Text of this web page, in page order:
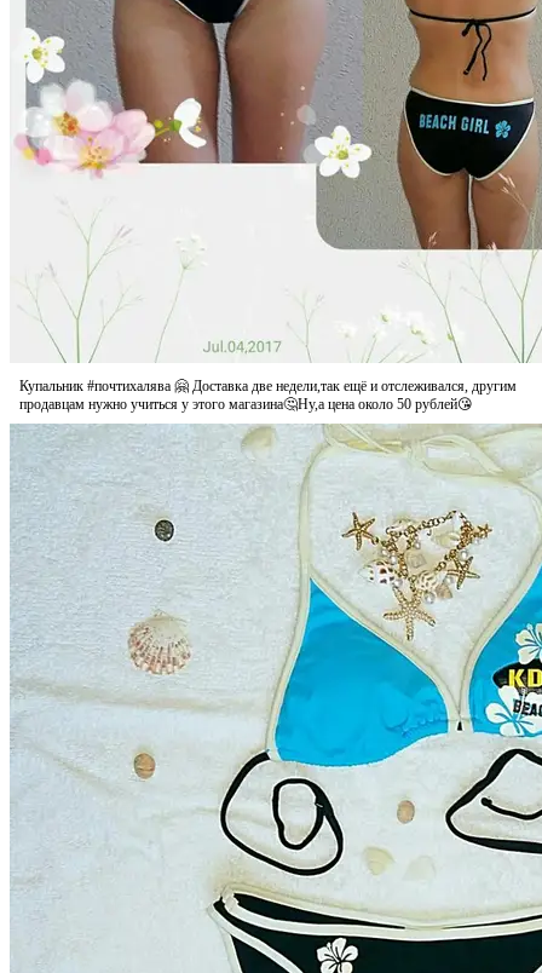
Купальник #почтихалява 🤗 Доставка две недели,так ещё и отслеживался, другим
продавцам нужно учиться у этого магазина🤔Ну,а цена около 50 рублей😘